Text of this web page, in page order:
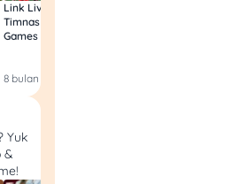
Link Live Streaming
Timnas vs Filipina SEA
Games Malam Ini, Gratis!
8 bulan yang lalu
Yuk
&